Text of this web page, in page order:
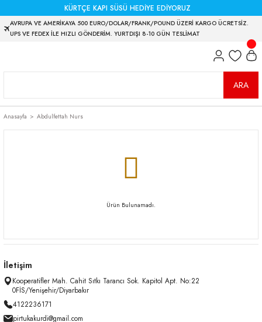
KÜRTÇE KAPI SÜSÜ HEDİYE EDİYORUZ
AVRUPA VE AMERİKAYA 500 EURO/DOLAR/FRANK/POUND ÜZERİ KARGO ÜCRETSİZ.
UPS VE FEDEX İLE HIZLI GÖNDERİM. YURTDIŞI 8-10 GÜN TESLİMAT
ARA
Anasayfa Abdulfettah Nurs
Ürün Bulunamadı.
İletişim
Kooperatifler Mah. Cahit Sıtkı Tarancı Sok. Kapitol Apt. No:22
0FİS/Yenişehir/Diyarbakır
4122236171
pirtukakurdi@gmail.com